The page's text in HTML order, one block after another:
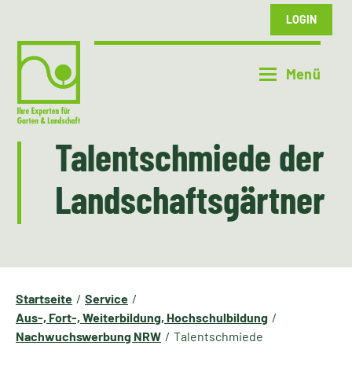
LOGIN
Talentschmiede der
Landschaftsgärtner
Startseite
Service
Aus-, Fort-, Weiterbildung, Hochschulbildung
Nachwuchswerbung NRW
Talentschmiede